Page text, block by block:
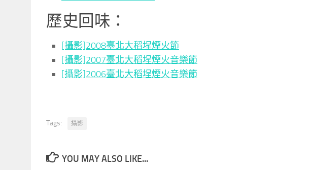
歷史回味：
[攝影]2008臺北大稻埕煙火節
[攝影]2007臺北大稻埕煙火音樂節
[攝影]2006臺北大稻埕煙火音樂節
Tags: 攝影
YOU MAY ALSO LIKE...